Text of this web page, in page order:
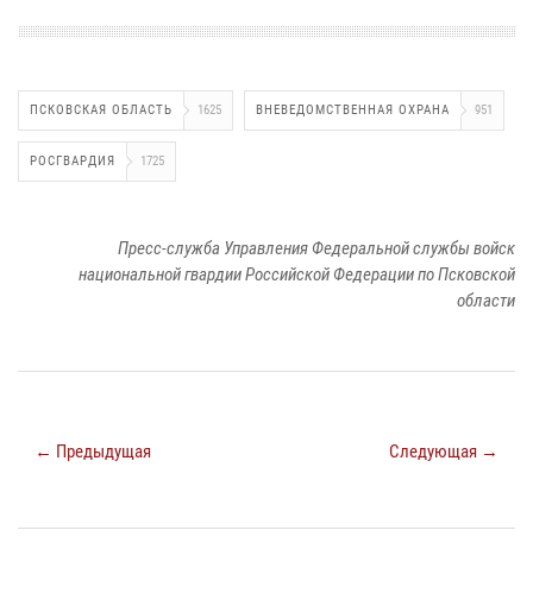
ПСКОВСКАЯ ОБЛАСТЬ 1625 ВНЕВЕДОМСТВЕННАЯ ОХРАНА 951
РОСГВАРДИЯ 1725
Пресс-служба Управления Федеральной службы войск
национальной гвардии Российской Федерации по Псковской
области
← Предыдущая Следующая →